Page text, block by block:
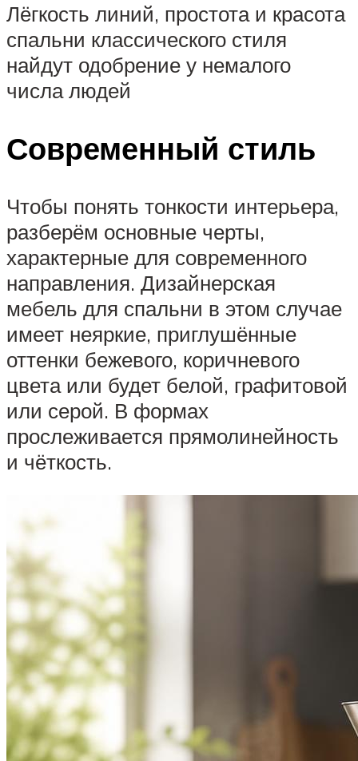
Лёгкость линий, простота и красота
спальни классического стиля
найдут одобрение у немалого
числа людей
Современный стиль
Чтобы понять тонкости интерьера,
разберём основные черты,
характерные для современного
направления. Дизайнерская
мебель для спальни в этом случае
имеет неяркие, приглушённые
оттенки бежевого, коричневого
цвета или будет белой, графитовой
или серой. В формах
прослеживается прямолинейность
и чёткость.